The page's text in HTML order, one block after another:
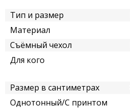
Тип и размер
Материал
Съёмный чехол
Для кого
Размер в сантиметрах
Однотонный/С принтом